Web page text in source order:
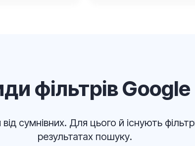
фільтрів Google
сумнівних. Для цього й існують
результатах пошуку.